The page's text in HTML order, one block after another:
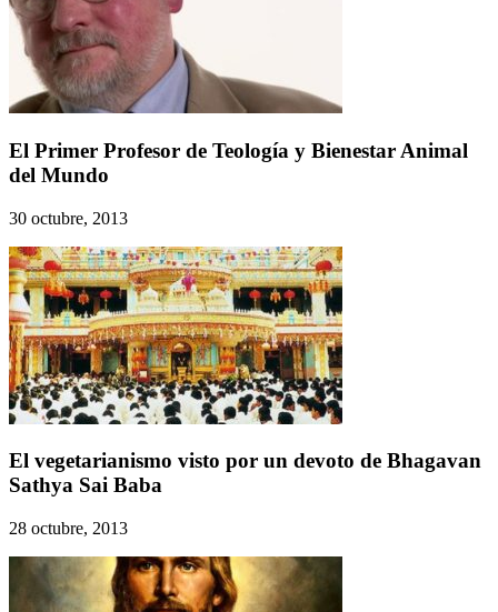
El Primer Profesor de Teología y Bienestar Animal
del Mundo
30 octubre, 2013
El vegetarianismo visto por un devoto de Bhagavan
Sathya Sai Baba
28 octubre, 2013